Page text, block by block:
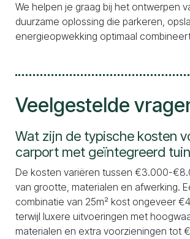
We helpen je graag bij het ontwerpen
duurzame oplossing die parkeren,
energieopwekking optimaal
Veelgestelde
Wat zijn de typische kosten
carport met geïntegreerd
De kosten variëren tussen €3.000-
van grootte, materialen en afwerking.
combinatie van 25m² kost ongeveer
terwijl luxere uitvoeringen met
materialen en extra voorzieningen tot